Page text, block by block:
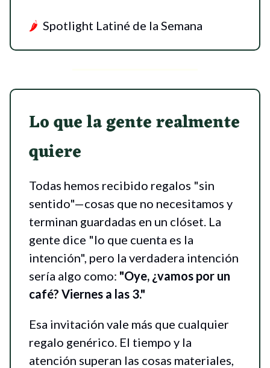
🌶 Spotlight Latiné de la Semana
Lo que la gente realmente
quiere
Todas hemos recibido regalos "sin
sentido"—cosas que no necesitamos y
terminan guardadas en un clóset. La
gente dice "lo que cuenta es la
intención", pero la verdadera intención
sería algo como: "Oye, ¿vamos por un
café? Viernes a las 3."
Esa invitación vale más que cualquier
regalo genérico. El tiempo y la
atención superan las cosas materiales,